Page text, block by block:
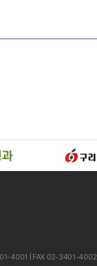
4001 | FAX 02-3401-4002